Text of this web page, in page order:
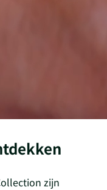
zijn